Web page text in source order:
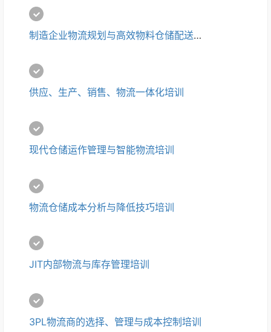
制造企业物流规划与高效物料仓储配送培训
供应、生产、销售、物流一体化培训
现代仓储运作管理与智能物流培训
物流仓储成本分析与降低技巧培训
JIT内部物流与库存管理培训
3PL物流商的选择、管理与成本控制培训